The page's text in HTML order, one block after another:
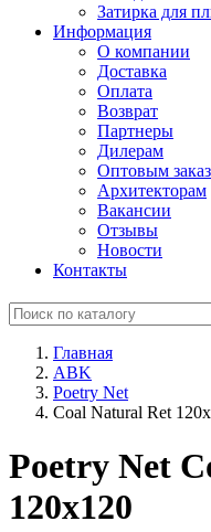
Затирка для
Информация
О компании
Доставка
Оплата
Возврат
Партнеры
Дилерам
Оптовым
Архитекторам
Вакансии
Отзывы
Новости
Контакты
Главная
ABK
Poetry Net
Coal Natural Ret
Poetry Net
120x120